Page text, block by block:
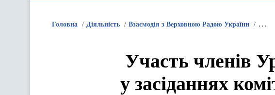
Головна Діяльність Взаємодія з Верховною Радою України
Участь членів
у засіданнях